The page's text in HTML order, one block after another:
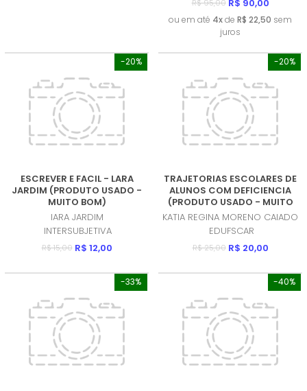
R$ 95,00 R$ 90,00
ou em até 4xde R$ 22,50 sem
juros
-20%
ESCREVER E FACIL - LARA
JARDIM (PRODUTO USADO -
MUITO BOM)
IARA JARDIM
INTERSUBJETIVA
R$ 15,00 R$ 12,00
-20%
TRAJETORIAS ESCOLARES DE
ALUNOS COM DEFICIENCIA
(PRODUTO USADO - MUITO
BOM)
KATIA REGINA MORENO CAIADO
EDUFSCAR
R$ 25,00 R$ 20,00
-33% -40%